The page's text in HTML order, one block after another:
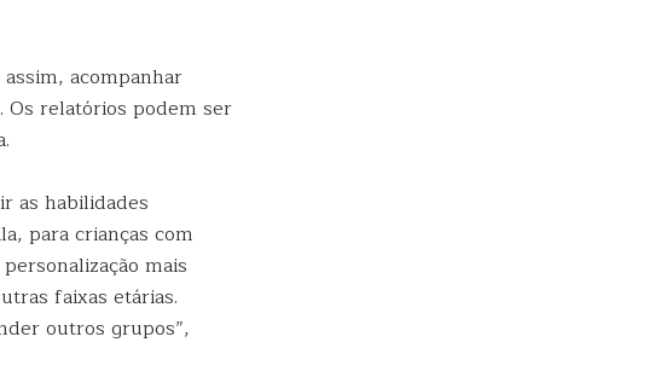
acompanhar
Os relatórios podem ser
as habilidades
para crianças com
mais
faixas etárias.
outros grupos”,